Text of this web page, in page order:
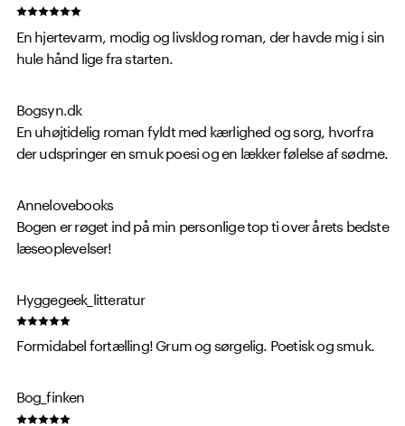
En hjertevarm, modig og livsklog roman, der havde mig i sin
hule hånd lige fra starten.
Bogsyn.dk
En uhøjtidelig roman fyldt med kærlighed og sorg, hvorfra
der udspringer en smuk poesi og en lækker følelse af sødme.
Annelovebooks
Bogen er røget ind på min personlige top ti over årets bedste
læseoplevelser!
Hyggegeek_litteratur
Formidabel fortælling! Grum og sørgelig. Poetisk og smuk.
Bog_finken